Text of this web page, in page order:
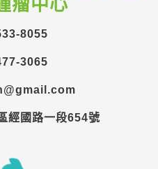
瘤中心
8055
3065
經國路一段654號